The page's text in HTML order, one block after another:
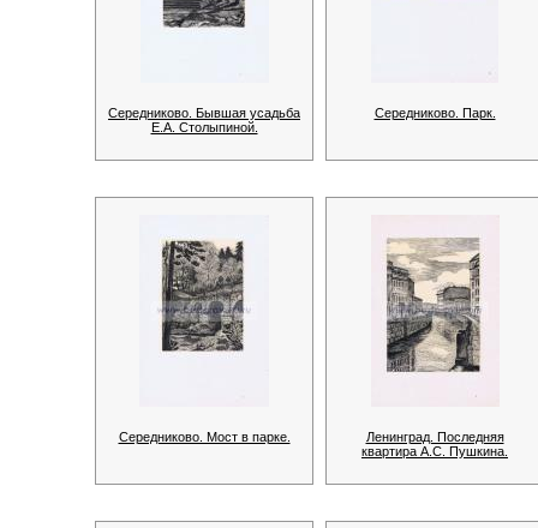
Середниково. Бывшая усадьба
Е.А. Столыпиной.
Середниково. Парк.
Середниково. Мост в парке.
Ленинград. Последняя
квартира А.С. Пушкина.